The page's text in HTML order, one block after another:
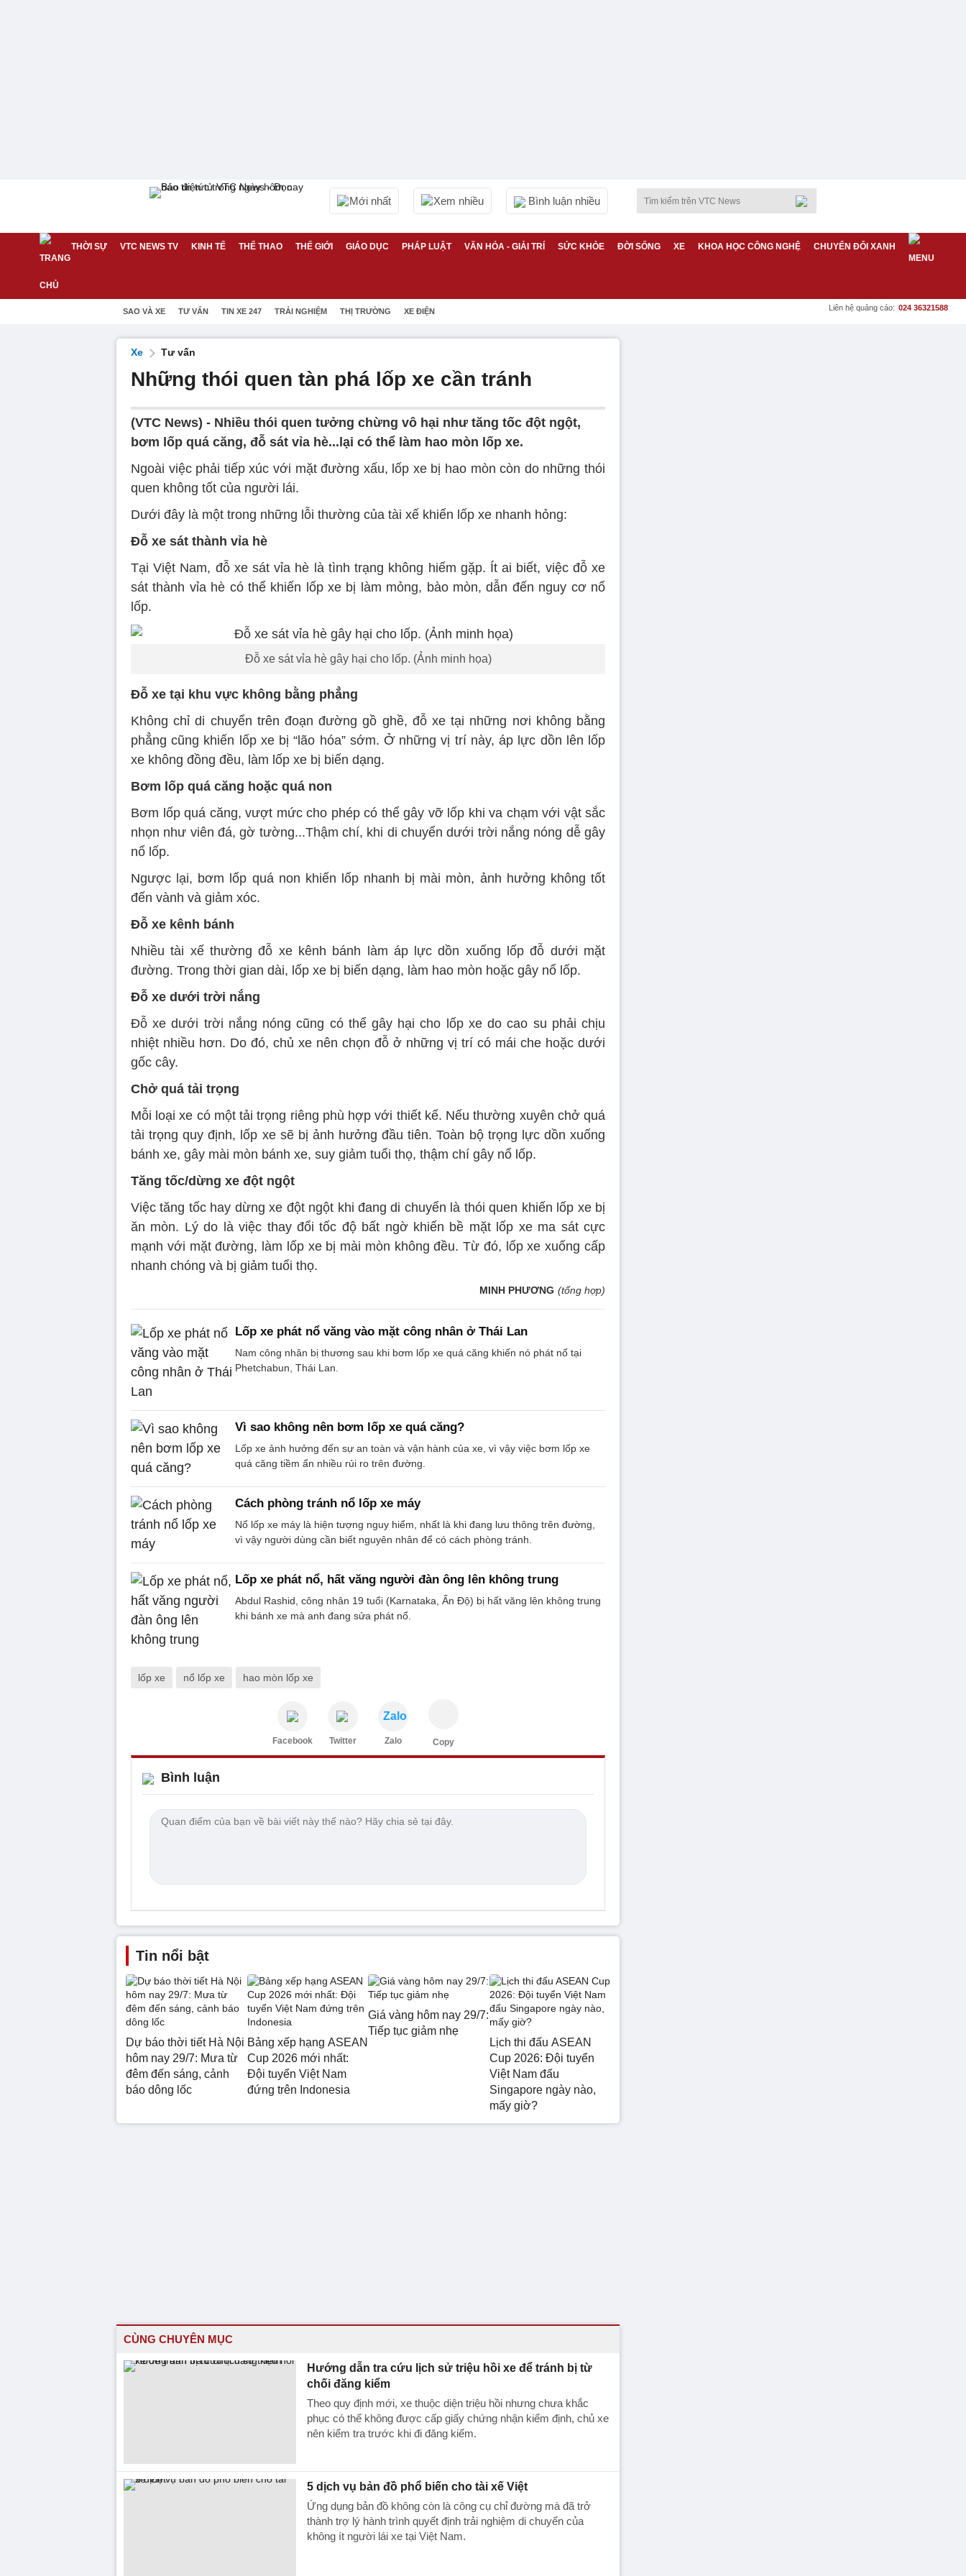
Mới nhất Xem nhiều Bình luận nhiều
THỜI SỰ VTC NEWS TV KINH TẾ THỂ THAO THẾ GIỚI GIÁO DỤC PHÁP LUẬT VĂN HÓA - GIẢI TRÍ SỨC KHỎE ĐỜI SỐNG XE KHOA HỌC CÔNG NGHỆ CHUYỂN ĐỔI XANH
SAO VÀ XE TƯ VẤN TIN XE 247 TRẢI NGHIỆM THỊ TRƯỜNG XE ĐIỆN Liên hệ quảng cáo: 024 36321588
Xe Tư vấn
Những thói quen tàn phá lốp xe cần tránh
(VTC News) - Nhiều thói quen tưởng chừng vô hại như tăng tốc đột ngột,
bơm lốp quá căng, đỗ sát vỉa hè...lại có thể làm hao mòn lốp xe.
Ngoài việc phải tiếp xúc với mặt đường xấu, lốp xe bị hao mòn còn do những thói
quen không tốt của người lái.
Dưới đây là một trong những lỗi thường của tài xế khiến lốp xe nhanh hỏng:
Đỗ xe sát thành vỉa hè
Tại Việt Nam, đỗ xe sát vỉa hè là tình trạng không hiếm gặp. Ít ai biết, việc đỗ xe
sát thành vỉa hè có thể khiến lốp xe bị làm mỏng, bào mòn, dẫn đến nguy cơ nổ
lốp.
Đỗ xe sát vỉa hè gây hại cho lốp. (Ảnh minh họa)
Đỗ xe tại khu vực không bằng phẳng
Không chỉ di chuyển trên đoạn đường gồ ghề, đỗ xe tại những nơi không bằng
phẳng cũng khiến lốp xe bị “lão hóa” sớm. Ở những vị trí này, áp lực dồn lên lốp
xe không đồng đều, làm lốp xe bị biến dạng.
Bơm lốp quá căng hoặc quá non
Bơm lốp quá căng, vượt mức cho phép có thể gây vỡ lốp khi va chạm với vật sắc
nhọn như viên đá, gờ tường...Thậm chí, khi di chuyển dưới trời nắng nóng dễ gây
nổ lốp.
Ngược lại, bơm lốp quá non khiến lốp nhanh bị mài mòn, ảnh hưởng không tốt
đến vành và giảm xóc.
Đỗ xe kênh bánh
Nhiều tài xế thường đỗ xe kênh bánh làm áp lực dồn xuống lốp đỗ dưới mặt
đường. Trong thời gian dài, lốp xe bị biến dạng, làm hao mòn hoặc gây nổ lốp.
Đỗ xe dưới trời nắng
Đỗ xe dưới trời nắng nóng cũng có thể gây hại cho lốp xe do cao su phải chịu
nhiệt nhiều hơn. Do đó, chủ xe nên chọn đỗ ở những vị trí có mái che hoặc dưới
gốc cây.
Chở quá tải trọng
Mỗi loại xe có một tải trọng riêng phù hợp với thiết kế. Nếu thường xuyên chở quá
tải trọng quy định, lốp xe sẽ bị ảnh hưởng đầu tiên. Toàn bộ trọng lực dồn xuống
bánh xe, gây mài mòn bánh xe, suy giảm tuổi thọ, thậm chí gây nổ lốp.
Tăng tốc/dừng xe đột ngột
Việc tăng tốc hay dừng xe đột ngột khi đang di chuyển là thói quen khiến lốp xe bị
ăn mòn. Lý do là việc thay đổi tốc độ bất ngờ khiến bề mặt lốp xe ma sát cực
mạnh với mặt đường, làm lốp xe bị mài mòn không đều. Từ đó, lốp xe xuống cấp
nhanh chóng và bị giảm tuổi thọ.
MINH PHƯƠNG (tổng hợp)
Lốp xe phát nổ văng vào mặt công nhân ở Thái Lan
Nam công nhân bị thương sau khi bơm lốp xe quá căng khiến nó phát nổ tại
Phetchabun, Thái Lan.
Vì sao không nên bơm lốp xe quá căng?
Lốp xe ảnh hưởng đến sự an toàn và vận hành của xe, vì vậy việc bơm lốp xe
quá căng tiềm ẩn nhiều rủi ro trên đường.
Cách phòng tránh nổ lốp xe máy
Nổ lốp xe máy là hiện tượng nguy hiểm, nhất là khi đang lưu thông trên đường,
vì vậy người dùng cần biết nguyên nhân để có cách phòng tránh.
Lốp xe phát nổ, hất văng người đàn ông lên không trung
Abdul Rashid, công nhân 19 tuổi (Karnataka, Ấn Độ) bị hất văng lên không trung
khi bánh xe mà anh đang sửa phát nổ.
lốp xe nổ lốp xe hao mòn lốp xe
Facebook Twitter
Zalo
Zalo Copy
Bình luận
Tin nổi bật
Dự báo thời tiết Hà Nội
hôm nay 29/7: Mưa từ
đêm đến sáng, cảnh
báo dông lốc
Bảng xếp hạng ASEAN
Cup 2026 mới nhất:
Đội tuyển Việt Nam
đứng trên Indonesia
Giá vàng hôm nay 29/7:
Tiếp tục giảm nhẹ
Lịch thi đấu ASEAN
Cup 2026: Đội tuyển
Việt Nam đấu
Singapore ngày nào,
mấy giờ?
CÙNG CHUYÊN MỤC
Hướng dẫn tra cứu lịch sử triệu hồi xe để tránh bị từ
chối đăng kiểm
Theo quy định mới, xe thuộc diện triệu hồi nhưng chưa khắc
phục có thể không được cấp giấy chứng nhận kiểm định, chủ xe
nên kiểm tra trước khi đi đăng kiểm.
5 dịch vụ bản đồ phổ biến cho tài xế Việt
Ứng dụng bản đồ không còn là công cụ chỉ đường mà đã trở
thành trợ lý hành trình quyết định trải nghiệm di chuyển của
không ít người lái xe tại Việt Nam.